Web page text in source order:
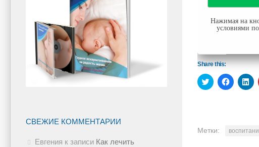
Нажимая на
условиями
Share this:
Нажмите,
чтобы
окне)
чтобы
окне)
Метки:
СВЕЖИЕ КОММЕНТАРИИ
Евгения к записи Как лечить